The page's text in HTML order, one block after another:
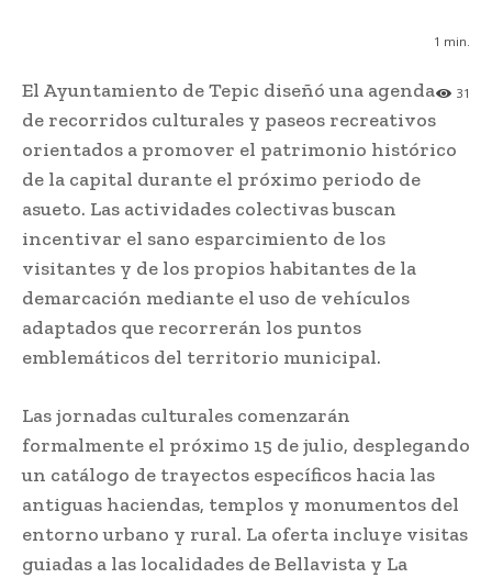
1 min.
31
El Ayuntamiento de Tepic diseñó una agenda
de recorridos culturales y paseos recreativos
orientados a promover el patrimonio histórico
de la capital durante el próximo periodo de
asueto. Las actividades colectivas buscan
incentivar el sano esparcimiento de los
visitantes y de los propios habitantes de la
demarcación mediante el uso de vehículos
adaptados que recorrerán los puntos
emblemáticos del territorio municipal.
Las jornadas culturales comenzarán
formalmente el próximo 15 de julio, desplegando
un catálogo de trayectos específicos hacia las
antiguas haciendas, templos y monumentos del
entorno urbano y rural. La oferta incluye visitas
guiadas a las localidades de Bellavista y La